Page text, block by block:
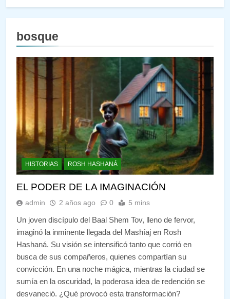
bosque
HISTORIAS ROSH HASHANÁ
EL PODER DE LA IMAGINACIÓN
admin 2 años ago 0 5 mins
Un joven discípulo del Baal Shem Tov, lleno de fervor,
imaginó la inminente llegada del Mashíaj en Rosh
Hashaná. Su visión se intensificó tanto que corrió en
busca de sus compañeros, quienes compartían su
convicción. En una noche mágica, mientras la ciudad se
sumía en la oscuridad, la poderosa idea de redención se
desvaneció. ¿Qué provocó esta transformación?